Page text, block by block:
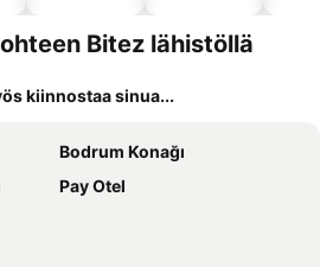
Bitez lähistöllä
kiinnostaa sinua...
Bodrum Konağı
Pay Otel